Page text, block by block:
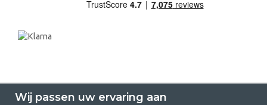
Wij passen uw ervaring aan